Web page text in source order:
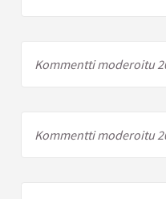
Kommentti moderoitu
Kommentti moderoitu